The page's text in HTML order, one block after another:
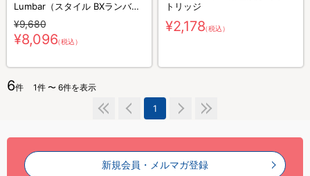
Lumbar（スタイル BXランバ
ー）／サポートベルト（送料無
料）
¥9,680
¥8,096（税込）
トリッジ
¥2,178（税込）
6件 1件 〜 6件を表示
1
新規会員・メルマガ登録